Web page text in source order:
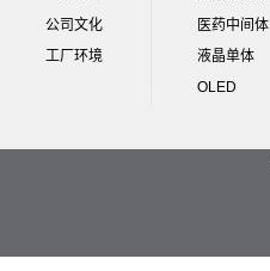
公司文化
工厂环境
医药中间体
液晶单体
OLED